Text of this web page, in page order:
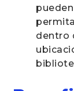
dentro